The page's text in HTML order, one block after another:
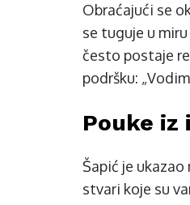
Obraćajući se
se tuguje u
često postaje
podršku:
Pouke iz
Šapić je
stvari koje su